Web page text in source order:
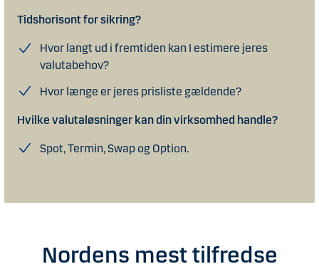
Tidshorisont for sikring?
Hvor langt ud i fremtiden kan I estimere jeres
valutabehov?
Hvor længe er jeres prisliste gældende?
Hvilke valutaløsninger kan din virksomhed handle?
Spot, Termin, Swap og Option.
Nordens mest tilfredse